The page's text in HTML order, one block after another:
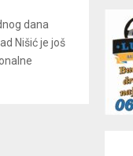
dana
Nišić je još